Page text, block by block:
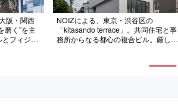
阪・関西
磨く”を主
フィジカ
膜とロボ
な建築”も
NOIZによる、東京・渋谷区の
「kitasando terrace」。共同住宅と事
務所からなる都心の複合ビル。厳しい
スケールとの調和も志向。内外を繋
ぐ“多様な中間領域”で都市の風景や自